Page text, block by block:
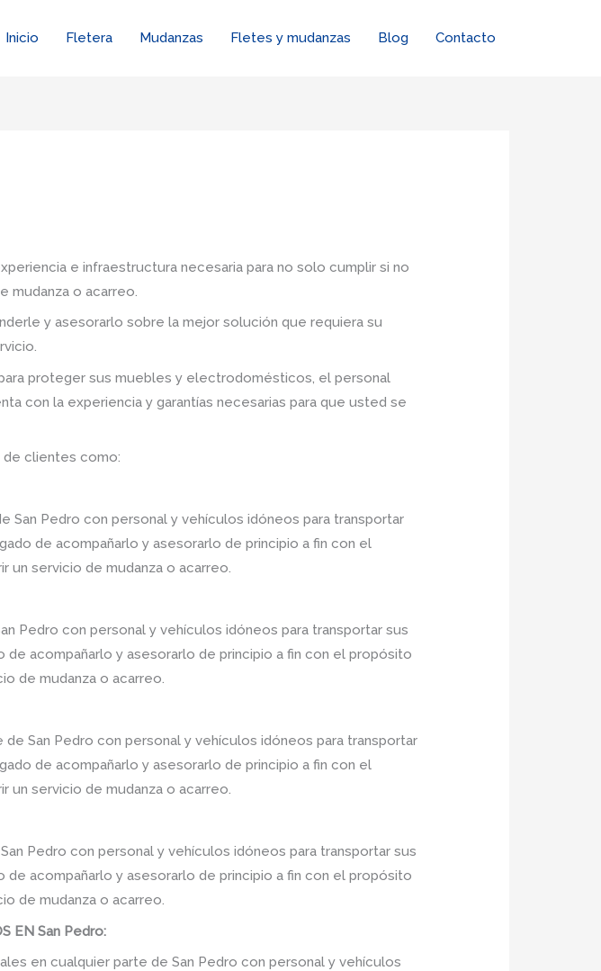
Inicio Fletera Mudanzas Fletes y mudanzas Blog Contacto
e infraestructura necesaria para no solo cumplir si no
mudanza o acarreo.
y asesorarlo sobre la mejor solución que requiera su
proteger sus muebles y electrodomésticos, el personal
con la experiencia y garantías necesarias para que usted se
de clientes como:
Pedro con personal y vehículos idóneos para transportar
de acompañarlo y asesorarlo de principio a fin con el
un servicio de mudanza o acarreo.
Pedro con personal y vehículos idóneos para transportar sus
acompañarlo y asesorarlo de principio a fin con el propósito
de mudanza o acarreo.
San Pedro con personal y vehículos idóneos para transportar
de acompañarlo y asesorarlo de principio a fin con el
un servicio de mudanza o acarreo.
Pedro con personal y vehículos idóneos para transportar sus
acompañarlo y asesorarlo de principio a fin con el propósito
de mudanza o acarreo.
EN San Pedro:
en cualquier parte de San Pedro con personal y vehículos